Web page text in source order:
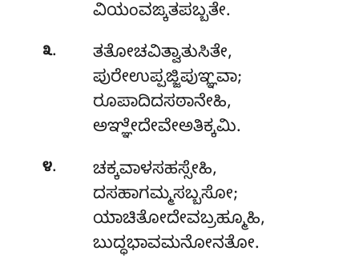
ವಿಯಂವಙ್ಕತಪಬ್ಬತೇ.
೩.
ತತೋಚವಿತ್ವಾತುಸಿತೇ,
ಪುರೇಉಪ್ಪಜ್ಜಿಪುಞ್ಞವಾ;
ರೂಪಾದಿದಸಠಾನೇಹಿ,
ಅಞ್ಞೇದೇವೇಅತಿಕ್ಕಮಿ.
೪.
ಚಕ್ಕವಾಳಸಹಸ್ಸೇಹಿ,
ದಸಹಾಗಮ್ಮಸಬ್ಬಸೋ;
ಯಾಚಿತೋದೇವಬ್ರಹ್ಮೂಹಿ,
ಬುದ್ಧಭಾವಮನೋನತೋ.